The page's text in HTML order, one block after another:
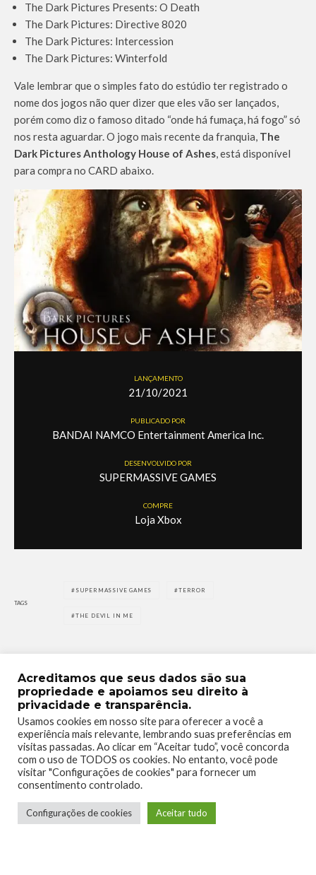
The Dark Pictures Presents: O Death
The Dark Pictures: Directive 8020
The Dark Pictures: Intercession
The Dark Pictures: Winterfold
Vale lembrar que o simples fato do estúdio ter registrado o
nome dos jogos não quer dizer que eles vão ser lançados,
porém como diz o famoso ditado “onde há fumaça, há fogo” só
nos resta aguardar. O jogo mais recente da franquia, The
Dark Pictures Anthology House of Ashes, está disponível
para compra no CARD abaixo.
LANÇAMENTO
21/10/2021
PUBLICADO POR
BANDAI NAMCO Entertainment America Inc.
DESENVOLVIDO POR
SUPERMASSIVE GAMES
COMPRE
Loja Xbox
TAGS
SUPERMASSIVE GAMES TERROR
THE DEVIL IN ME
0 0
0
Acreditamos que seus dados são sua
propriedade e apoiamos seu direito à
privacidade e transparência.
Usamos cookies em nosso site para oferecer a você a
experiência mais relevante, lembrando suas preferências em
visitas passadas. Ao clicar em “Aceitar tudo”, você concorda
com o uso de TODOS os cookies. No entanto, você pode
visitar "Configurações de cookies" para fornecer um
consentimento controlado.
Configurações de cookies Aceitar tudo